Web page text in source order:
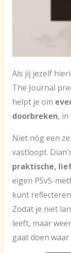
Als jij jezelf
The Journal
helpt je om
doorbreken,
Niet nóg een
vastloopt.
praktische,
eigen PSvS-
kunt
Zodat je niet
leeft, maar
gaat doen